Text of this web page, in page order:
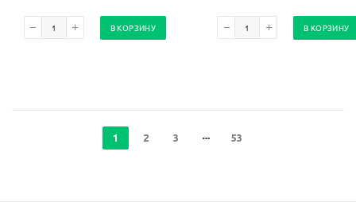
В КОРЗИНУ В КОРЗИНУ
1 2 3 53